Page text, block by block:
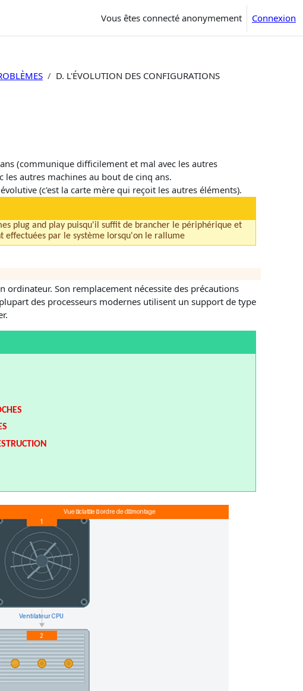
Vous êtes connecté anonymement Connexion
D. L'ÉVOLUTION DES CONFIGURATIONS
(communique difficilement et mal avec les autres
autres machines au bout de cinq ans.
(c'est la carte mère qui reçoit les autres éléments).
plug and play puisqu'il suffit de brancher le périphérique et
par le système lorsqu'on le rallume
ordinateur. Son remplacement nécessite des précautions
des processeurs modernes utilisent un support de type